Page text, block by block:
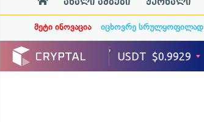
მეტი ინოვაცია იცხოვრე სრულყოფილად